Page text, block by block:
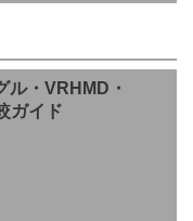
ル・VRHMD・
ガイド